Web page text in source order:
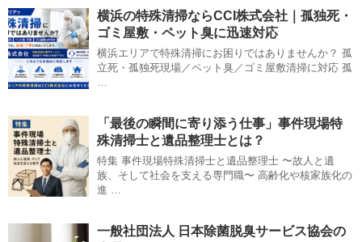
横浜の特殊清掃ならCCI株式会社｜孤独死・
ゴミ屋敷・ペット臭に迅速対応
横浜エリアで特殊清掃にお困りではありませんか？ 孤
立死・孤独死現場／ペット臭／ゴミ屋敷清掃に対応 孤
「最後の瞬間に寄り添う仕事」事件現場特
殊清掃士と遺品整理士とは？
特集 事件現場特殊清掃士と遺品整理士 〜故人と遺
族、そして社会を支える専門職〜 高齢化や核家族化の
進 …
一般社団法人 日本除菌脱臭サービス協会の